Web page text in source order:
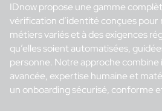
IDnow propose une gamme
vérification d’identité conçues pour
métiers variés et à des exigences
qu’elles soient automatisées,
personne. Notre approche
avancée, expertise humaine et
un onboarding sécurisé, conforme